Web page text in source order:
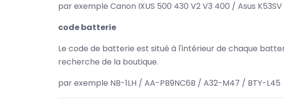
par exemple Canon IXUS 500 430 V2 V3 400 / Asus
code batterie
Le code de batterie est situé à l'intérieur de chaque
recherche de la boutique.
par exemple NB-1LH / AA-PB9NC6B / A32-M47 / BTY-L45